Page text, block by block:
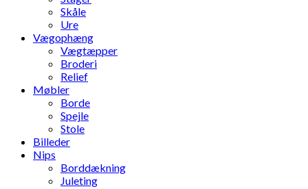
Skåle
Ure
Vægophæng
Vægtæpper
Broderi
Relief
Møbler
Borde
Spejle
Stole
Billeder
Nips
Borddækning
Juleting